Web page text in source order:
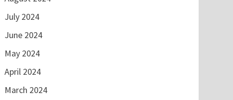
July 2024
June 2024
May 2024
April 2024
March 2024